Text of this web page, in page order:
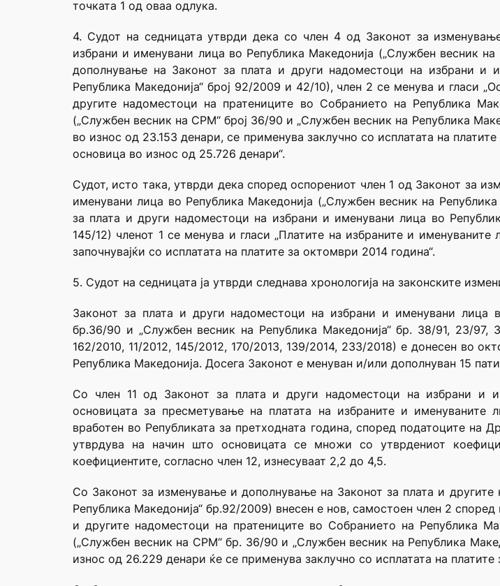
точката 1 од оваа одлука.
4. Судот на седницата утврди дека со член 4 од Законот за
избрани и именувани лица во Република Македонија („Службен весник
дополнување на Законот за плата и други надоместоци на избрани и
Република Македонија“ број 92/2009 и 42/10), член 2 се менува и гласи
другите надоместоци на пратениците во Собранието на Република
(„Службен весник на СРМ“ број 36/90 и „Службен весник на Република
во износ од 23.153 денари, се применува заклучно со исплатата на
основица во износ од 25.726 денари“.
Судот, исто така, утврди дека според оспорениот член 1 од Законот за
именувани лица во Република Македонија („Службен весник на
за плата и други надоместоци на избрани и именувани лица во
145/12) членот 1 се менува и гласи „Платите на избраните и
започнувајќи со исплатата на платите за октомври 2014 година“.
5. Судот на седницата ја утврди следнава хронологија на законските
Законот за плата и други надоместоци на избрани и именувани лица
бр.36/90 и „Службен весник на Република Македонија“ бр. 38/91, 23/
162/2010, 11/2012, 145/2012, 170/2013, 139/2014, 233/2018) е донесен во
Република Македонија. Досега Законот е менуван и/или дополнуван 15
Со член 11 од Законот за плата и други надоместоци на избрани и
основицата за пресметување на платата на избраните и именуваните
вработен во Републиката за претходната година, според податоците на
утврдува на начин што основицата се множи со утврдениот
коефициентите, согласно член 12, изнесуваат 2,2 до 4,5.
Со Законот за изменување и дополнување на Законот за плата и
Република Македонија“ бр.92/2009) внесен е нов, самостоен член 2
и другите надоместоци на пратениците во Собранието на Република
(„Службен весник на СРМ“ бр. 36/90 и „Службен весник на Република
износ од 26.229 денари ќе се применува заклучно со исплатата на платите